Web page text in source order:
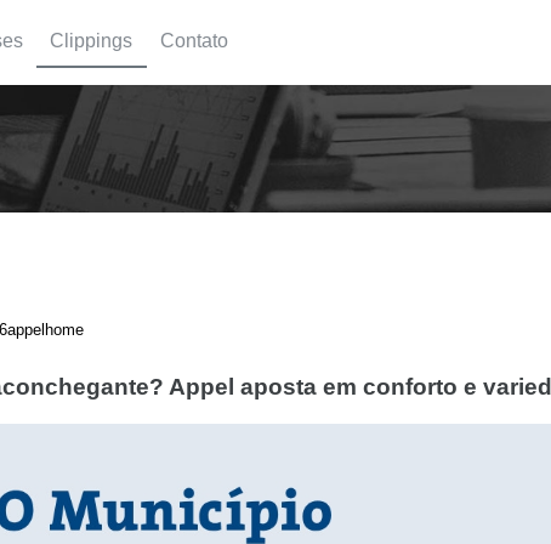
Clippings Contato
Appel aposta em conforto e